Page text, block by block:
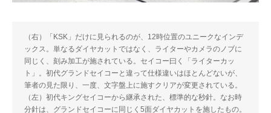
（右）「KSK」だけに見られるのが、12時位置のユニークなインデ
ックス。単なるダイヤカットではなく、ライターやカメラのノブに
同じく、刻み加工が施されている。セイコー曰く「ライターカッ
ト」。初代グランドセイコーと違って仕様違いはほとんどないが、
筆者の見た限り、一度、文字盤上に施すクリアが変更されている。
（左）初代キングセイコーから継承された、標準的な秒針。なお時
分針は、グランドセイコーに同じく5面ダイヤカットを施したもの。